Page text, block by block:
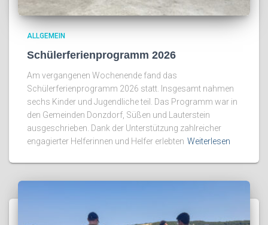
ALLGEMEIN
Schülerferienprogramm 2026
Am vergangenen Wochenende fand das
Schülerferienprogramm 2026 statt. Insgesamt nahmen
sechs Kinder und Jugendliche teil. Das Programm war in
den Gemeinden Donzdorf, Süßen und Lauterstein
ausgeschrieben. Dank der Unterstützung zahlreicher
engagierter Helferinnen und Helfer erlebten Weiterlesen